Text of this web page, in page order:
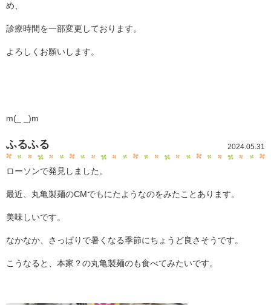
め、
診療時間を一部変更しております。
よろしくお願いします。
m(_ _)m
2024.05.31
ふるふる
ローソンで発見しました。
最近、丸亀製麺のCMでもにたようなのをみたことあります。
美味しいです。
なかなか、さっぱりで暑くなる季節にちょうど良さそうです。
こうなると、本家？の丸亀製麺のも食べてみたいです。